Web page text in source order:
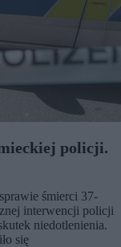
policji.
śmierci 37-
interwencji policji
niedotlenienia.
się